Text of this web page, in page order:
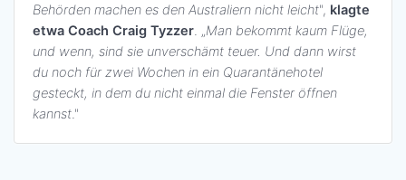
Behörden machen es den Australiern nicht leicht", klagte
etwa Coach Craig Tyzzer. „Man bekommt kaum Flüge,
und wenn, sind sie unverschämt teuer. Und dann wirst
du noch für zwei Wochen in ein Quarantänehotel
gesteckt, in dem du nicht einmal die Fenster öffnen
kannst."